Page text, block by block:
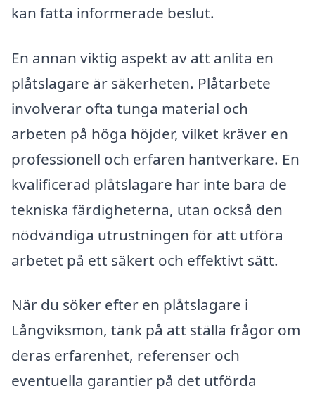
kan fatta informerade beslut.
En annan viktig aspekt av att anlita en
plåtslagare är säkerheten. Plåtarbete
involverar ofta tunga material och
arbeten på höga höjder, vilket kräver en
professionell och erfaren hantverkare. En
kvalificerad plåtslagare har inte bara de
tekniska färdigheterna, utan också den
nödvändiga utrustningen för att utföra
arbetet på ett säkert och effektivt sätt.
När du söker efter en plåtslagare i
Långviksmon, tänk på att ställa frågor om
deras erfarenhet, referenser och
eventuella garantier på det utförda